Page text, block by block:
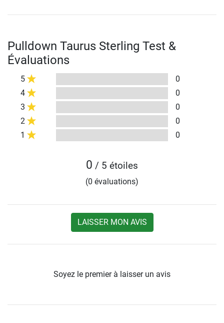
Pulldown Taurus Sterling Test &
Évaluations
5
0
4
0
3
0
2
0
1
0
0 / 5 étoiles
(0 évaluations)
LAISSER MON AVIS
Soyez le premier à laisser un avis